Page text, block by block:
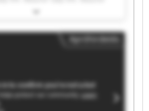
Gép Kft. Maurer Gép Kft.
Kft. Maurer Gép Kft. Maurer
Gép Kft. Maurer Gép Kft.Apróhirdetés